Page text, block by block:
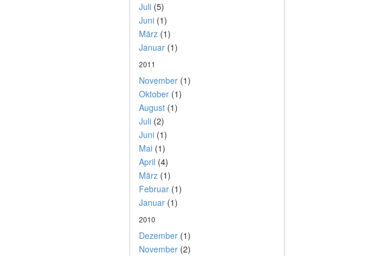
Juli(5)
Juni(1)
März(1)
Januar(1)
2011
November(1)
Oktober(1)
August(1)
Juli(2)
Juni(1)
Mai(1)
April (4)
März(1)
Februar(1)
Januar(1)
2010
Dezember(1)
November(2)